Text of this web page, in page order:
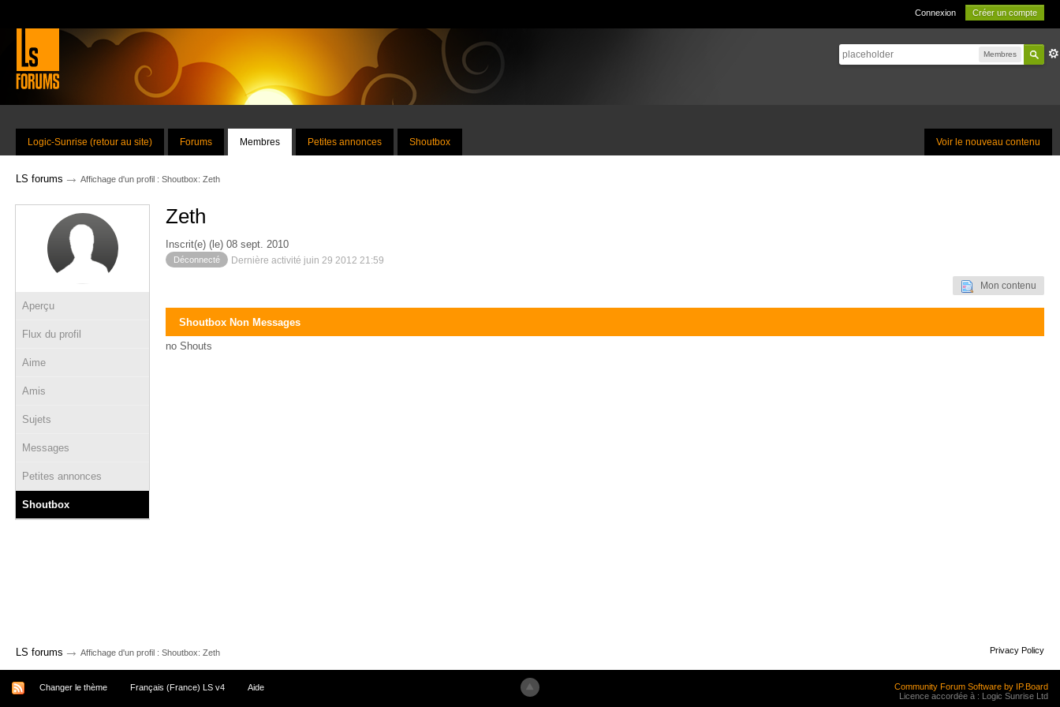
Connexion Créer un compte
Membres
Voir le nouveau contenu
Logic-Sunrise (retour au site) Forums Membres Petites annonces Shoutbox
LS forums → Affichage d'un profil : Shoutbox: Zeth
Aperçu
Flux du profil
Aime
Amis
Sujets
Messages
Petites annonces
Shoutbox
Zeth
Inscrit(e) (le) 08 sept. 2010
Déconnecté Dernière activité juin 29 2012 21:59
Mon contenu
Shoutbox Non Messages
no Shouts
LS forums → Affichage d'un profil : Shoutbox: Zeth Privacy Policy
Changer le thème Français (France) LS v4 Aide
Community Forum Software by IP.Board
Licence accordée à : Logic Sunrise Ltd